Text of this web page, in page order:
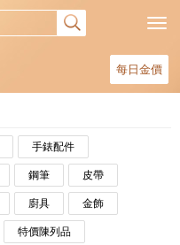
每日金價
手錶配件
鋼筆 皮帶
廚具 金飾
特價陳列品